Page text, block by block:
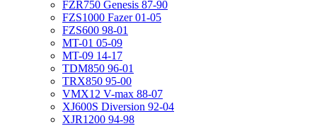
FZR750 Genesis 87-90
FZS1000 Fazer 01-05
FZS600 98-01
MT-01 05-09
MT-09 14-17
TDM850 96-01
TRX850 95-00
VMX12 V-max 88-07
XJ600S Diversion 92-04
XJR1200 94-98